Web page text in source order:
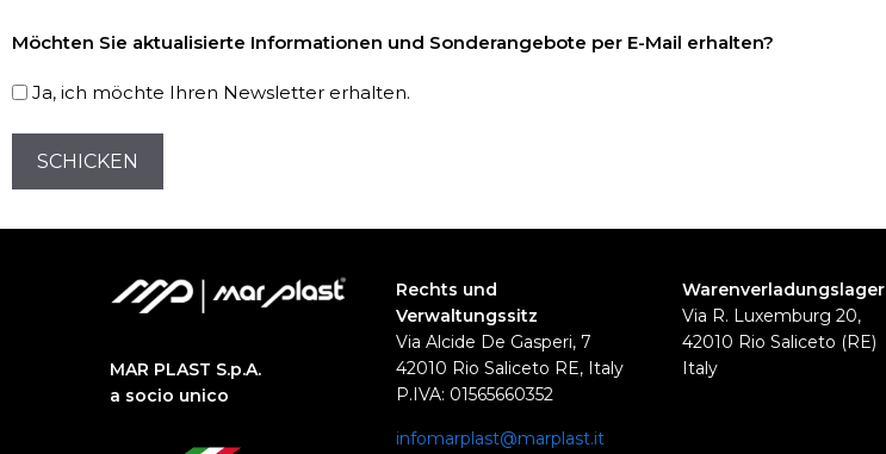
Registrierung
Möchten Sie aktualisierte Informationen und Sonderangebote per E-Mail erhalten?
Ja, ich möchte Ihren Newsletter erhalten.
CAPTCHA
MAR PLAST S.p.A.
a socio unico
Rechts und
Verwaltungssitz
Via Alcide De Gasperi, 7
42010 Rio Saliceto RE, Italy
P.IVA: 01565660352
infomarplast@marplast.it
Warenverladungslager
Via R. Luxemburg 20,
42010 Rio Saliceto (RE)
Italy